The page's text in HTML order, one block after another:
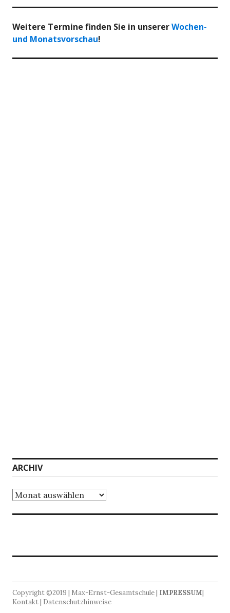
Weitere Termine finden Sie in unsererWochen-
und Monatsvorschau!
ARCHIV
Archiv
Copyright ©2019 | Max-Ernst-Gesamtschule | IMPRESSUM|
Kontakt | Datenschutzhinweise